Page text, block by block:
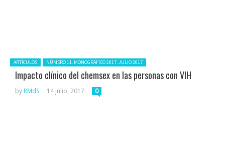
Posted in:
ARTÍCULOS NÚMERO 11. MONOGRÁFICO 2017. JULIO 2017
Impacto clínico del chemsex en las personas con VIH
by RMdS 14 julio, 2017 0